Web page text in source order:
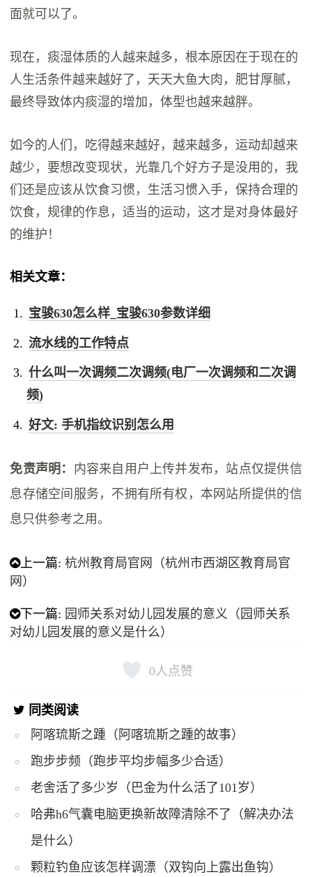
面就可以了。
现在，痰湿体质的人越来越多，根本原因在于现在的
人生活条件越来越好了，天天大鱼大肉，肥甘厚腻，
最终导致体内痰湿的增加，体型也越来越胖。
如今的人们，吃得越来越好，越来越多，运动却越来
越少，要想改变现状，光靠几个好方子是没用的，我
们还是应该从饮食习惯，生活习惯入手，保持合理的
饮食，规律的作息，适当的运动，这才是对身体最好
的维护！
相关文章：
宝骏630怎么样_宝骏630参数详细
流水线的工作特点
什么叫一次调频二次调频(电厂一次调频和二次调
频)
好文: 手机指纹识别怎么用
免责声明： 内容来自用户上传并发布，站点仅提供信
息存储空间服务，不拥有所有权，本网站所提供的信
息只供参考之用。
上一篇:杭州教育局官网（杭州市西湖区教育局官
网）
下一篇: 园师关系对幼儿园发展的意义（园师关系
对幼儿园发展的意义是什么）
0人点赞
同类阅读
阿喀琉斯之踵（阿喀琉斯之踵的故事）
跑步步频（跑步平均步幅多少合适）
老舍活了多少岁（巴金为什么活了101岁）
哈弗h6气囊电脑更换新故障清除不了（解决办法
是什么）
颗粒钓鱼应该怎样调漂（双钩向上露出鱼钩）